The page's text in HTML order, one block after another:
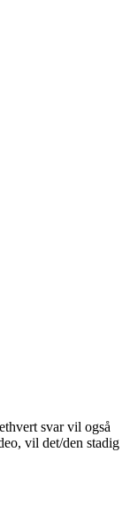
svar vil også
vil det/den stadig